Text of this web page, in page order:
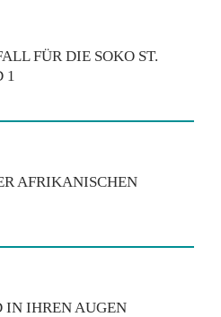
FÜR DIE SOKO ST.
1
AFRIKANISCHEN
IN IHREN AUGEN